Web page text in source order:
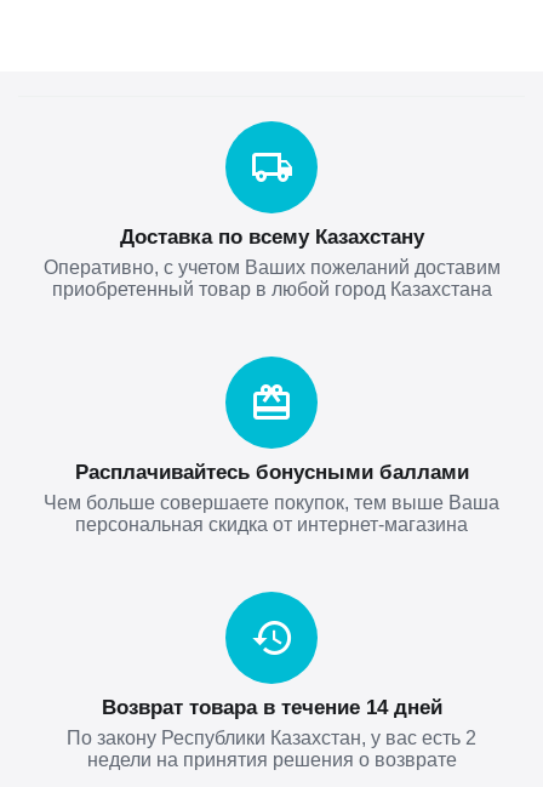
Доставка по всему Казахстану
Оперативно, с учетом Ваших пожеланий доставим
приобретенный товар в любой город Казахстана
Расплачивайтесь бонусными баллами
Чем больше совершаете покупок, тем выше Ваша
персональная скидка от интернет-магазина
Возврат товара в течение 14 дней
По закону Республики Казахстан, у вас есть 2
недели на принятия решения о возврате